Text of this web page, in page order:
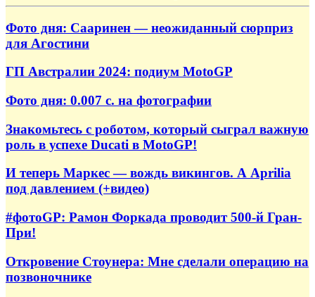
Фото дня: Сааринен — неожиданный сюрприз
для Агостини
ГП Австралии 2024: подиум MotoGP
Фото дня: 0.007 с. на фотографии
Знакомьтесь с роботом, который сыграл важную
роль в успехе Ducati в MotoGP!
И теперь Маркес — вождь викингов. А Aprilia
под давлением (+видео)
#фотоGP: Рамон Форкада проводит 500-й Гран-
При!
Откровение Стоунера: Мне сделали операцию на
позвоночнике